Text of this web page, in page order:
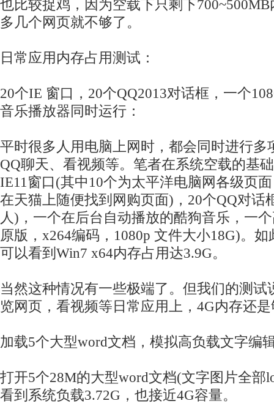
也比较捉鸡，因为空载下只剩下
多几个网页就不够了。
日常应用内存占用测试：
20个IE 窗口，20个QQ2013对话框，一个
音乐播放器同时运行：
平时很多人用电脑上网时，都会同时进行多
QQ聊天、看视频等。笔者在系统空载的基
IE11窗口(其中10个为太平洋电脑网各级页
在天猫上随便找到网购页面)，20个QQ对话
人)，一个在后台自动播放的酷狗音乐，一
原版，x264编码，1080p 文件大小18G)。如
可以看到Win7 x64内存占用达3.9G。
当然这种情况有一些极端了。但我们的测试
览网页，看视频等日常应用上，4G内存还
加载5个大型word文档，模拟高负载文字编
打开5个28M的大型word文档(文字图片全部
看到系统负载3.72G，也接近4G容量。